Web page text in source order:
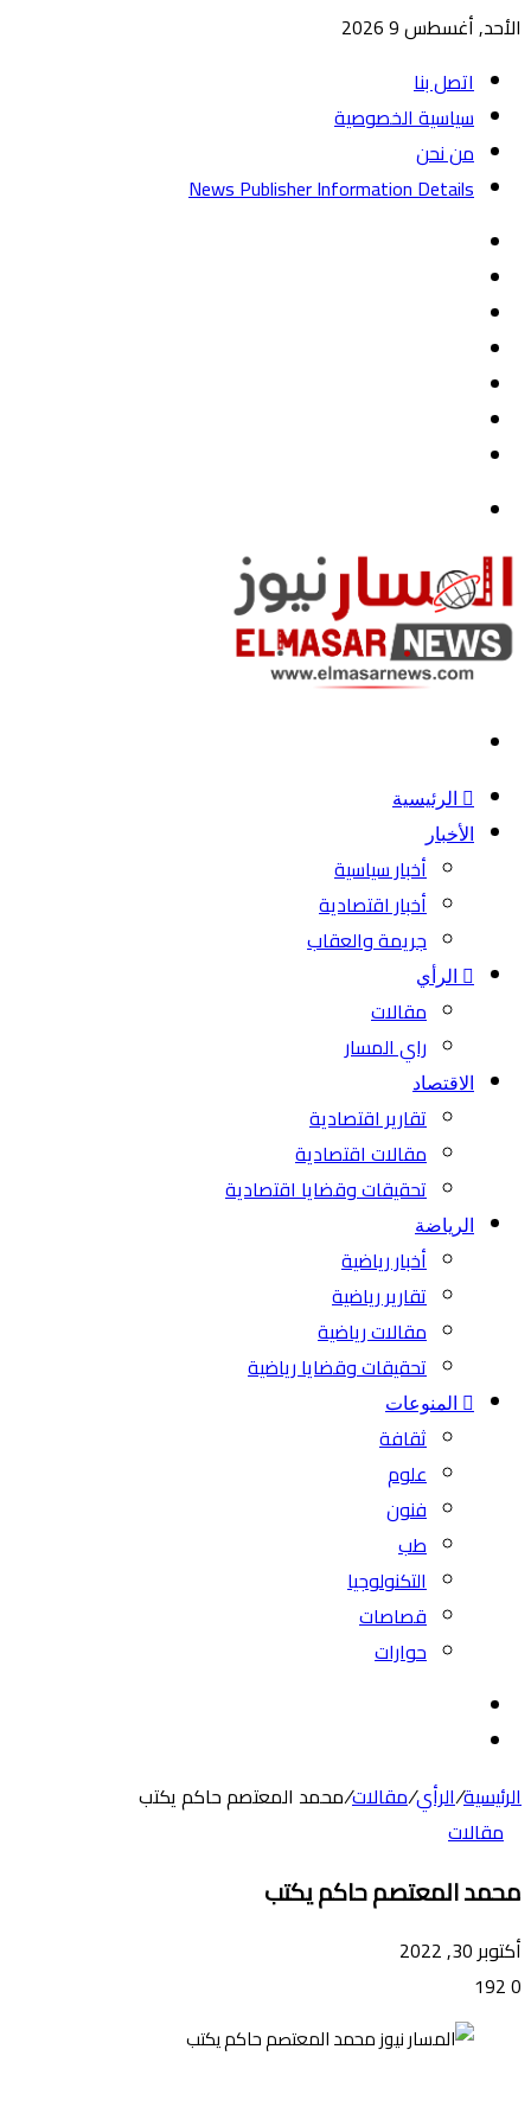
الأحد, أغسطس 9 2026
اتصل بنا
سياسية الخصوصية
من نحن
News Publisher Information Details
الرئيسية
الأخبار
أخبار سياسية
أخبار اقتصادية
جريمة والعقاب
الرأي
مقالات
راي المسار
الاقتصاد
تقارير اقتصادية
مقالات اقتصادية
تحقيقات وقضايا اقتصادية
الرياضة
أخبار رياضية
تقارير رياضية
مقالات رياضية
تحقيقات وقضايا رياضية
المنوعات
ثقافة
علوم
فنون
طب
التكنولوجيا
قصاصات
حوارات
المظلم
الرئيسية/الرأي/مقالات/محمد المعتصم حاكم يكتب
مقالات
محمد المعتصم حاكم يكتب
أكتوبر 30, 2022
0